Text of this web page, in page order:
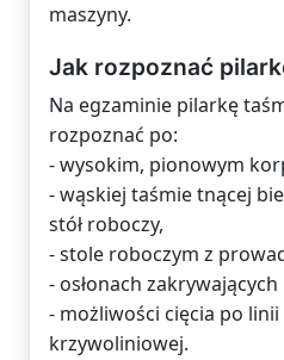
maszyny.
Jak rozpoznać
Na egzaminie pilarkę
rozpoznać po:
- wysokim, pionowym
- wąskiej taśmie tnącej
stół roboczy,
- stole roboczym z
- osłonach zakrywających
- możliwości cięcia po
krzywoliniowej.